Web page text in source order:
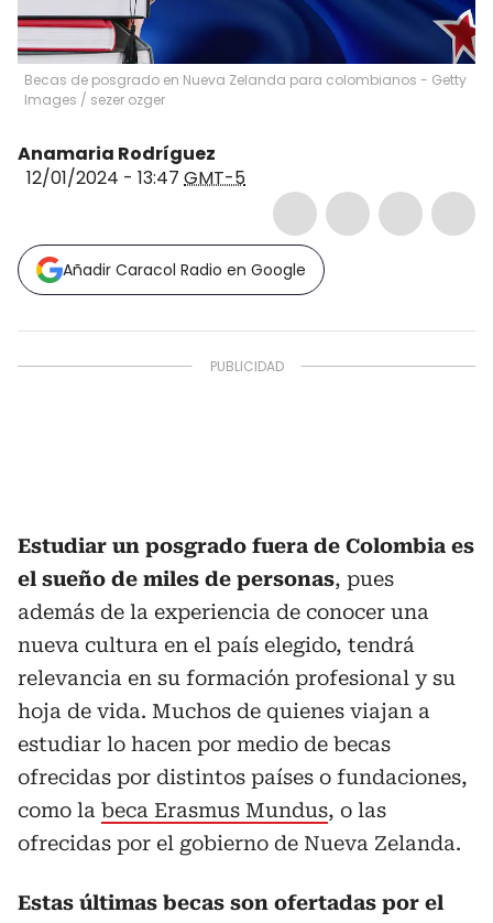
Becas de posgrado en Nueva Zelanda para colombianos - Getty
Images / sezer ozger
Anamaria Rodríguez
12/01/2024 - 13:47 GMT-5
Añadir Caracol Radio en Google
Estudiar un posgrado fuera de Colombia es
el sueño de miles de personas, pues
además de la experiencia de conocer una
nueva cultura en el país elegido, tendrá
relevancia en su formación profesional y su
hoja de vida. Muchos de quienes viajan a
estudiar lo hacen por medio de becas
ofrecidas por distintos países o fundaciones,
como la beca Erasmus Mundus, o las
ofrecidas por el gobierno de Nueva Zelanda.
Estas últimas becas son ofertadas por el